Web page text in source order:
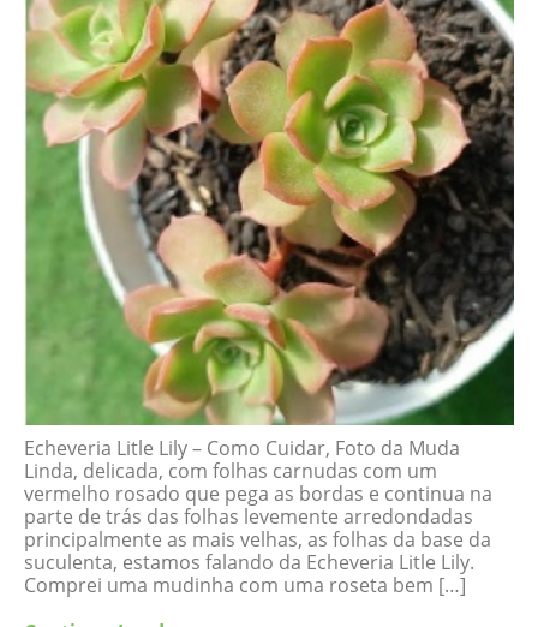
Echeveria Litle Lily – Como Cuidar, Foto da Muda
Linda, delicada, com folhas carnudas com um
vermelho rosado que pega as bordas e continua na
parte de trás das folhas levemente arredondadas
principalmente as mais velhas, as folhas da base da
suculenta, estamos falando da Echeveria Litle Lily.
Comprei uma mudinha com uma roseta bem […]